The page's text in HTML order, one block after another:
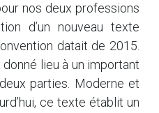
nos deux professions
d’un nouveau texte
datait de 2015.
lieu à un important
parties. Moderne et
ce texte établit un